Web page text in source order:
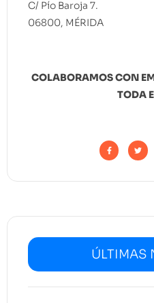
C/ Pío Baroja 7.
06800, MÉRIDA
COLABORAMOS CON
TODA
ÚLTIMAS